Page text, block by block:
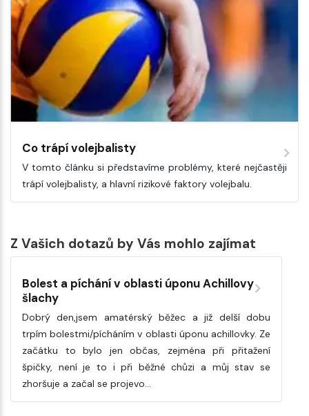
Co trápí volejbalisty
V tomto článku si představíme problémy, které nejčastěji
trápí volejbalisty, a hlavní rizikové faktory volejbalu.
Z Vašich dotazů by Vás mohlo zajímat
Bolest a píchání v oblasti úponu Achillovy
šlachy
Dobrý den,jsem amatérský běžec a již delší dobu
trpím bolestmi/pícháním v oblasti úponu achillovky. Ze
začátku to bylo jen občas, zejména při přitažení
špičky, není je to i při běžné chůzi a můj stav se
zhoršuje a začal se projevo…